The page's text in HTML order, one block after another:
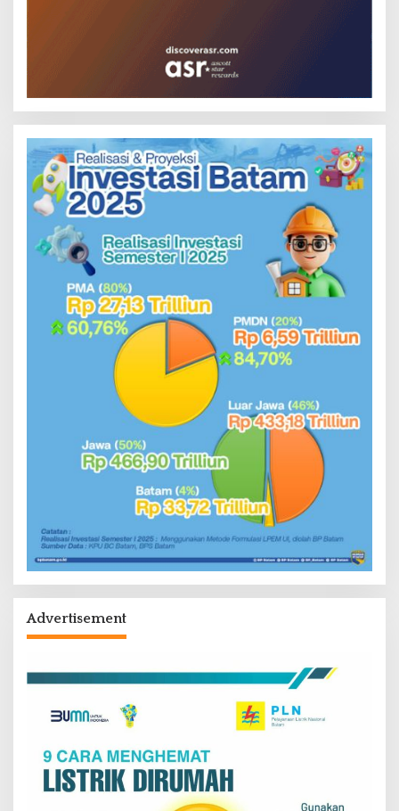
Advertisement